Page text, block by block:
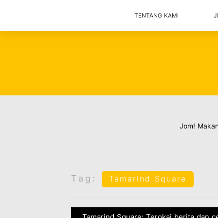
TENTANG KAMI
Jom!
Tag: Tamarind Square